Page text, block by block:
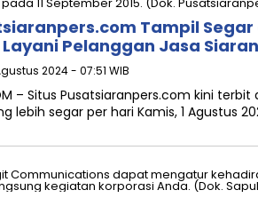
Tampil
Pelanggan Jasa
2024 - 07:51 WIB
– Situs Pusatsiaranpers.com kini
lebih segar per hari Kamis, 1 Agustus